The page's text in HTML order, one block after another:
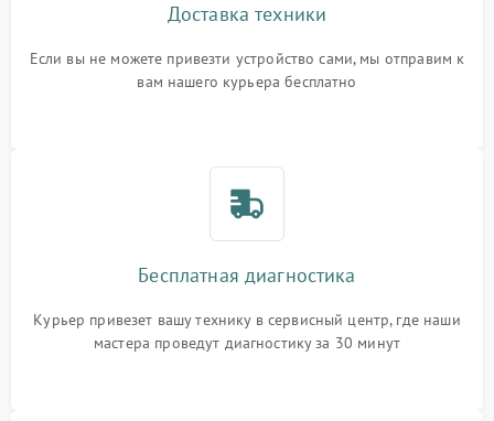
Доставка техники
Если вы не можете привезти устройство сами, мы отправим к
вам нашего курьера бесплатно
Бесплатная диагностика
Курьер привезет вашу технику в сервисный центр, где наши
мастера проведут диагностику за 30 минут